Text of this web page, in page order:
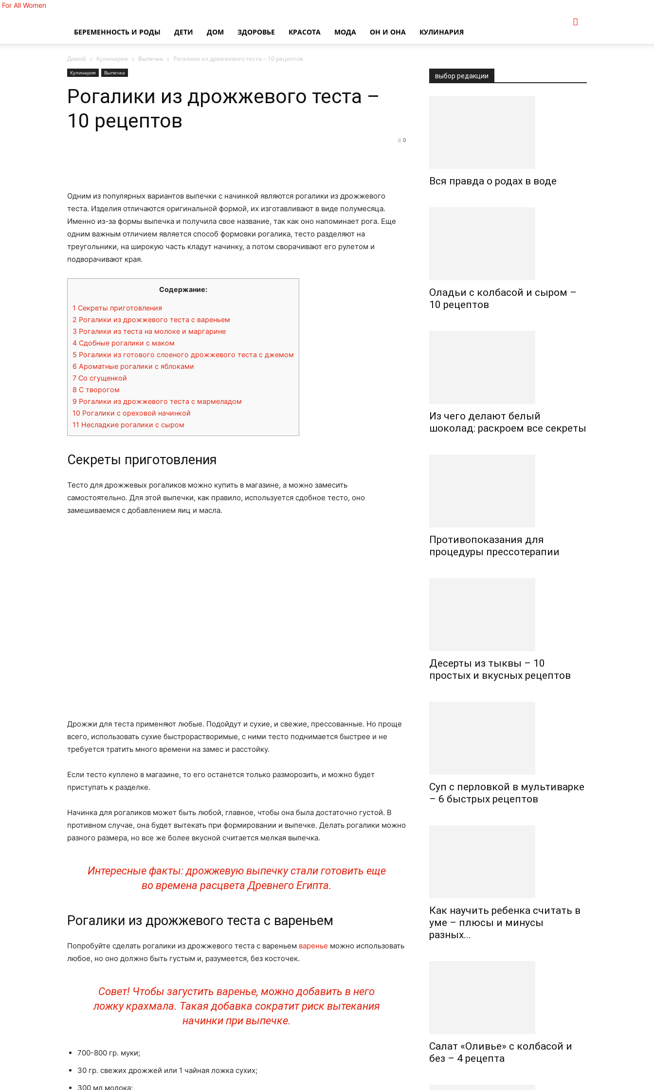
For All Women
БЕРЕМЕННОСТЬ И РОДЫ ДЕТИ ДОМ ЗДОРОВЬЕ КРАСОТА МОДА ОН И ОНА КУЛИНАРИЯ
Домой Кулинария Выпечка Рогалики из дрожжевого теста – 10 рецептов
Кулинария Выпечка
Рогалики из дрожжевого теста –
10 рецептов
0
Одним из популярных вариантов выпечки с начинкой являются рогалики из дрожжевого
теста. Изделия отличаются оригинальной формой, их изготавливают в виде полумесяца.
Именно из-за формы выпечка и получила свое название, так как оно напоминает рога. Еще
одним важным отличием является способ формовки рогалика, тесто разделяют на
треугольники, на широкую часть кладут начинку, а потом сворачивают его рулетом и
подворачивают края.
Содержание:
1 Секреты приготовления
2 Рогалики из дрожжевого теста с вареньем
3 Рогалики из теста на молоке и маргарине
4 Сдобные рогалики с маком
5 Рогалики из готового слоеного дрожжевого теста с джемом
6 Ароматные рогалики с яблоками
7 Со сгущенкой
8 С творогом
9 Рогалики из дрожжевого теста с мармеладом
10 Рогалики с ореховой начинкой
11 Несладкие рогалики с сыром
Секреты приготовления
Тесто для дрожжевых рогаликов можно купить в магазине, а можно замесить
самостоятельно. Для этой выпечки, как правило, используется сдобное тесто, оно
замешиваемся с добавлением яиц и масла.
Дрожжи для теста применяют любые. Подойдут и сухие, и свежие, прессованные. Но проще
всего, использовать сухие быстрорастворимые, с ними тесто поднимается быстрее и не
требуется тратить много времени на замес и расстойку.
Если тесто куплено в магазине, то его останется только разморозить, и можно будет
приступать к разделке.
Начинка для рогаликов может быть любой, главное, чтобы она была достаточно густой. В
противном случае, она будет вытекать при формировании и выпечке. Делать рогалики можно
разного размера, но все же более вкусной считается мелкая выпечка.
Интересные факты: дрожжевую выпечку стали готовить еще
во времена расцвета Древнего Египта.
Рогалики из дрожжевого теста с вареньем
Попробуйте сделать рогалики из дрожжевого теста с вареньем варенье можно использовать
любое, но оно должно быть густым и, разумеется, без косточек.
Совет! Чтобы загустить варенье, можно добавить в него
ложку крахмала. Такая добавка сократит риск вытекания
начинки при выпечке.
700-800 гр. муки;
30 гр. свежих дрожжей или 1 чайная ложка сухих;
300 мл молока;
выбор редакции
Вся правда о родах в воде
Оладьи с колбасой и сыром –
10 рецептов
Из чего делают белый
шоколад: раскроем все секреты
Противопоказания для
процедуры прессотерапии
Десерты из тыквы – 10
простых и вкусных рецептов
Суп с перловкой в мультиварке
– 6 быстрых рецептов
Как научить ребенка считать в
уме – плюсы и минусы
разных...
Салат «Оливье» с колбасой и
без – 4 рецепта